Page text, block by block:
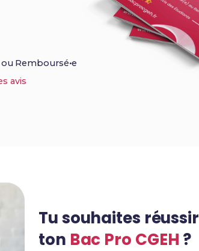
Remboursé•e
avis
Tu souhaites réussir
ton Bac Pro CGEH ?